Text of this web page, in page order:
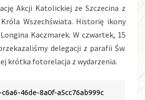
Akcji Katolickiej ze Szczecina z
Wszechświata. Historię ikony
Kaczmarek. W czwartek, 15
delegacji z parafii Św.
krótka fotorelacja z wydarzenia.
46de-8a0f-a5cc76ab999c